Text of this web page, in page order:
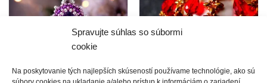
Spravujte súhlas so súbormi
cookie
Na poskytovanie tých najlepších skúseností používame technológie, ako sú
krasotinku
si prosím
krasotinku
si prosím